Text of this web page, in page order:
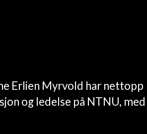
Erlien Myrvold har nettopp
og ledelse på NTNU, med